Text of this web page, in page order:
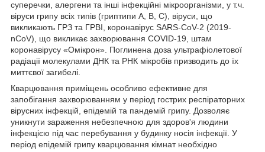
суперечки, алергени та інші інфекційні мікроорганізми, у т.ч.
віруси грипу всіх типів (гриптипи A, B, C), віруси, що
викликають ГРЗ та ГРВІ, коронавірус SARS-CoV-2 (2019-
nCoV), що викликає захворювання COVID-19, штам
коронавірусу «Омікрон». Поглинена доза ультрафіолетової
радіації молекулами ДНК та РНК мікробів призводить до їх
миттєвої загибелі.
Кварцювання приміщень особливо ефективне для
запобігання захворюванням у період гострих респіраторних
вірусних інфекцій, епідемій та пандемій грипу. Дозволяє
уникнути зараження небезпечною для здоров'я людини
інфекцією під час перебування у будинку носія інфекції. У
період епідемій грипу кварцювання кімнат необхідно